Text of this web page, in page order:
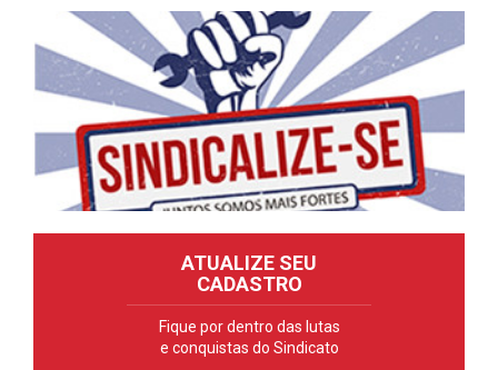
ATUALIZE SEU
CADASTRO
Fique por dentro das lutas
e conquistas do Sindicato